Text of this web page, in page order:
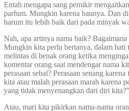
Entah mengapa sang pemikir
parfum. Mungkin karena baunya. Dan
harum itu lebih baik dari pada minyak
Nah, apa artinya nama baik?
Mungkin kita perlu bertanya, dalam hati
melintas di benak orang ketika
komentar orang saat mendengar nama
perasaan sebal? Perasaan senang
kita atau malah perasaan marah karena
yang tidak menyenangkan dari diri kita?”
Atau, mari kita pikirkan nama-nama